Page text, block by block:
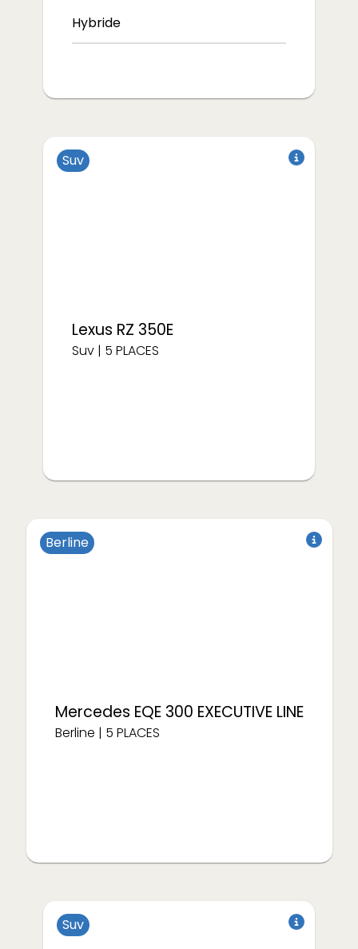
Hybride
Suv
Lexus RZ 350E
Suv | 5 PLACES
Berline
Mercedes EQE 300 EXECUTIVE LINE
Berline | 5 PLACES
Suv